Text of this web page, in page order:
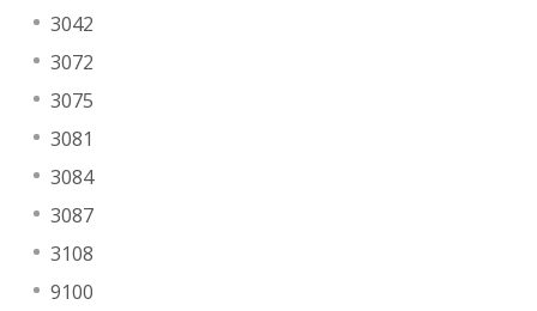
3042
3072
3075
3081
3084
3087
3108
9100